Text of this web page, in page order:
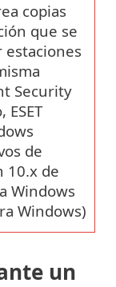
copias
que se
estaciones
Security
de
10.x de
Windows
Windows)
un